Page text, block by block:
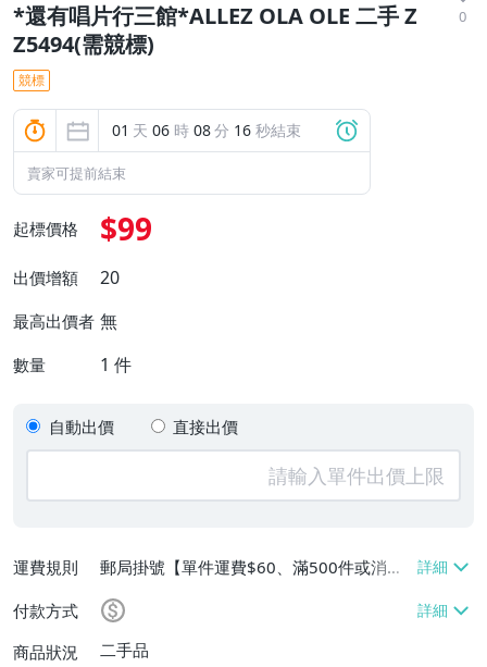
*還有唱片行三館*ALLEZ OLA OLE 二手 Z
Z5494(需競標)
0
競標
01 天 06 時 08分 15 秒結束
賣家可提前結束
起標價格 $99
出價增額 20
最高出價者 無
數量 1 件
自動出價 直接出價
運費規則
郵局掛號【單件運費$60、滿500件或消費
滿$20000免運費】
付款方式
商品狀況
二手品